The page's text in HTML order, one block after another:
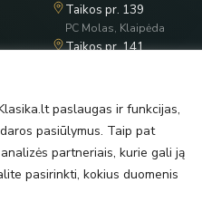
paslaugas ir funkcijas,
pasiūlymus. Taip pat
partneriais, kurie gali ją
pasirinkti, kokius duomenis
Taikos pr. 139
PC Molas, Klaipėda
Taikos pr. 141
PC Banginis, Klaipėda